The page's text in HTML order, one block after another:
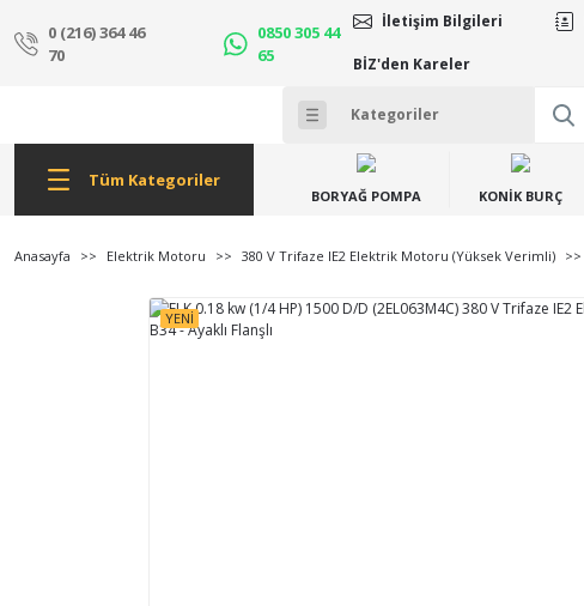
0 (216) 364 46
70
0850 305 44
65
İletişim Bilgileri
BİZ'den Kareler
Tüm Kategoriler
BORYAĞ POMPA KONİK BURÇ
Anasayfa Elektrik Motoru 380 V Trifaze IE2 Elektrik Motoru (Yüksek Verimli)
YENİ